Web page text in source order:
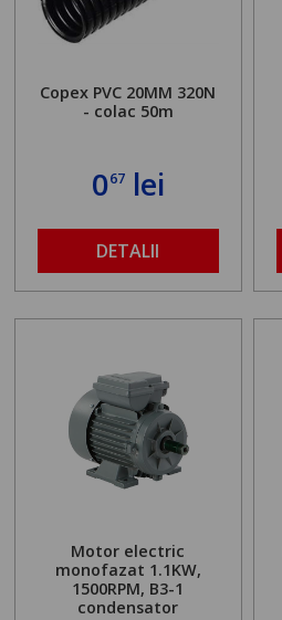
Copex PVC 20MM 320N
- colac 50m
067lei
DETALII
Motor electric
monofazat 1.1KW,
1500RPM, B3-1
condensator